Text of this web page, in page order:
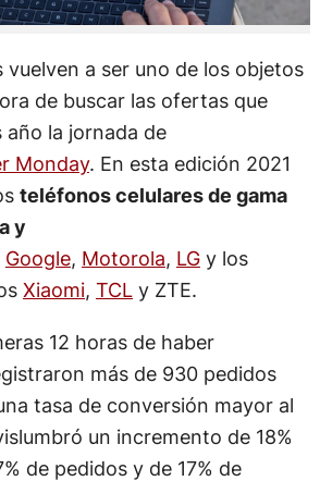
a ser uno de los objetos
de buscar las ofertas que
la jornada de
Monday. En esta edición 2021
teléfonos celulares de gama
y
Google, Motorola, LGy los
Xiaomi, TCLy ZTE.
12 horas de haber
más de 930 pedidos
tasa de conversión mayor al
un incremento de 18%
de pedidos y de 17% de